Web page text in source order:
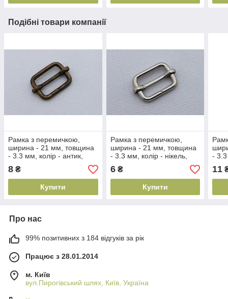
Подібні товари компанії
Рамка з перемичкою,
ширина - 21 мм, товщина
- 3.3 мм, колір - антик,
артикул СК 5304
8 ₴
Купити
Рамка з перемичкою,
ширина - 21 мм, товщина
- 3.3 мм, колір - нікель,
артикул СК 5305
6₴
Купити
- 3.3
11
Про нас
99% позитивних з 184 відгуків за рік
Працює з 28.01.2014
м. Київ
вул.Пирогівський шлях, Київ, Україна